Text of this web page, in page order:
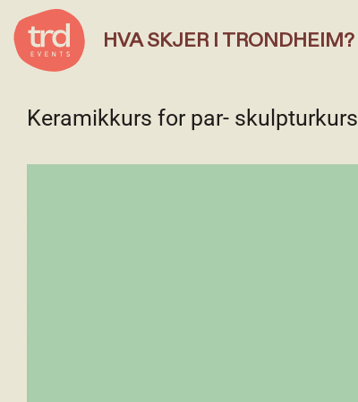
HVA SKJER I TRONDHEIM?
Keramikkurs for par- skulpturkurs